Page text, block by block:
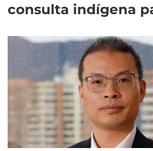
consulta indígena